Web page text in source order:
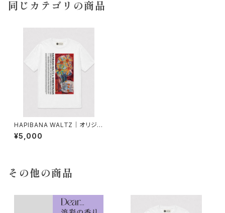
同じカテゴリの商品
HAPIBANA WALTZ｜オリジナ
ルアートTシャツ
¥5,000
その他の商品